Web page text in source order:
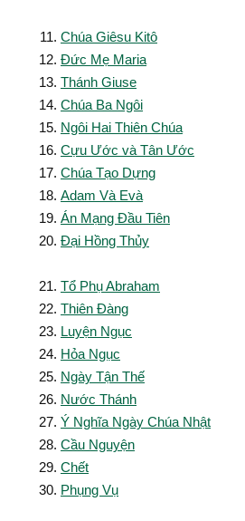
Chúa Giêsu Kitô
Đức Mẹ Maria
Thánh Giuse
Chúa Ba Ngôi
Ngôi Hai Thiên Chúa
Cựu Ước và Tân Ước
Chúa Tạo Dựng
Adam Và Evà
Án Mạng Ðầu Tiên
Ðại Hồng Thủy
Tổ Phụ Abraham
Thiên Ðàng
Luyện Ngục
Hỏa Ngục
Ngày Tận Thế
Nước Thánh
Ý Nghĩa Ngày Chúa Nhật
Cầu Nguyện
Chết
Phụng Vụ